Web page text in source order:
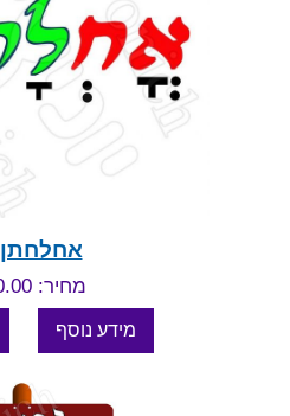
אחלחתן 52
מחיר: 40.00